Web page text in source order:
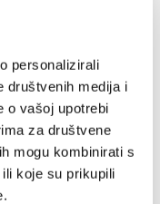
personalizirali
društvenih medija i
o vašoj upotrebi
za društvene
mogu kombinirati s
koje su prikupili